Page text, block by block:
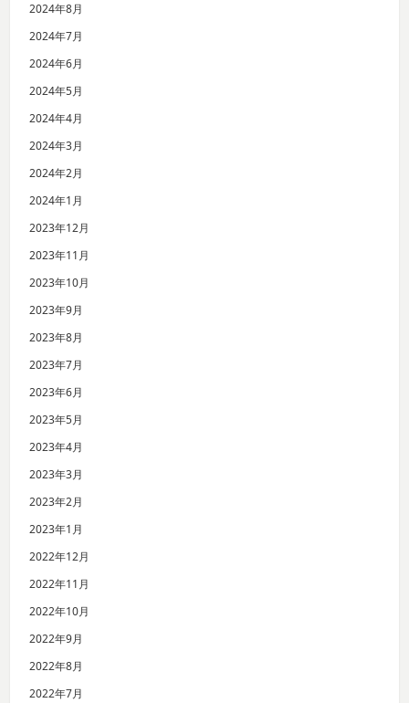
2024年8月
2024年7月
2024年6月
2024年5月
2024年4月
2024年3月
2024年2月
2024年1月
2023年12月
2023年11月
2023年10月
2023年9月
2023年8月
2023年7月
2023年6月
2023年5月
2023年4月
2023年3月
2023年2月
2023年1月
2022年12月
2022年11月
2022年10月
2022年9月
2022年8月
2022年7月